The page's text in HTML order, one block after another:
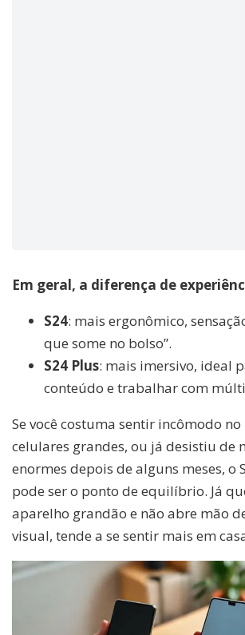
Em geral, a diferença de
S24: mais ergonômico,
que some no bolso”.
S24 Plus: mais imersivo, ideal
conteúdo e trabalhar com
Se você costuma sentir incômodo
celulares grandes, ou já desistiu de
enormes depois de alguns meses, o
pode ser o ponto de equilíbrio. Já
aparelho grandão e não abre mão
visual, tende a se sentir mais em